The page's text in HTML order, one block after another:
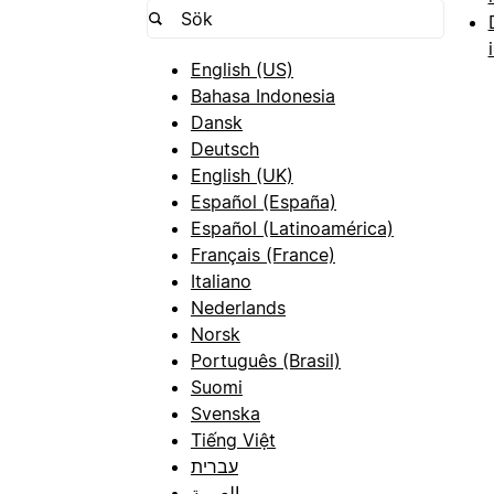
English (US)
Bahasa Indonesia
Dansk
Deutsch
English (UK)
Español (España)
Español (Latinoamérica)
Français (France)
Italiano
Nederlands
Norsk
Português (Brasil)
Suomi
Svenska
Tiếng Việt
עברית